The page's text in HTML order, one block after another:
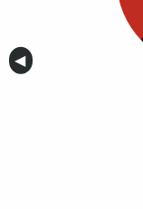
Anterior
◀︎